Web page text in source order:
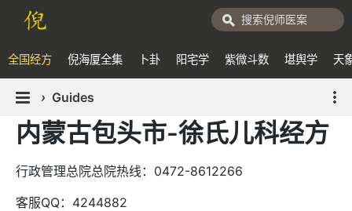
全国经方 倪海厦全集 卜卦 阳宅学 紫微斗数 堪舆学 天
› Guides
内蒙古包头市-徐氏儿科经方
行政管理总院总院热线：0472-8612266
客服QQ：4244882